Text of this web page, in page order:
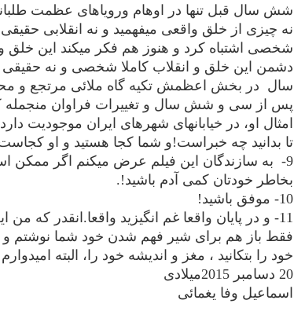
شش سال قبل تنها در اوهام ورویاهای عظمت
نه چیزی از خلق واقعی میفهمید و نه انقلابی
شخصی اشتباه کرد و هنوز هم فکر میکند این خلق
دشمن این خلق و انقلاب کاملا شخصی و نه
سال در بخش اعظمش تکیه گاه ملائی مرتجع و
پس از سی و شش سال و تغییرات فراوان منجمله
امثال او، در خیابانهای شهرهای ایران موجودیت
تا بدانید چه خبراست!و شما کجا هستید و او
9- به سازندگان این فیلم عرض میکنم اگر
بخاطر خودتان کمی آدم باشید!.
10- موفق باشید!
11- و در پایان واقعا غم انگیزید واقعا.انقدر که
فقط باز هم برای شیر فهم شدن خود شما نوشتم و
خود را بتکانید ، مغز و اندیشه خود را، البته امیدوارم
20 دسامبر 2015میلادی
اسماعیل وفا یغمائی